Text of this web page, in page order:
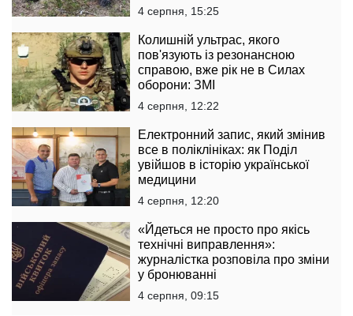
4 серпня, 15:25
Колишній ультрас, якого
пов'язують із резонансною
справою, вже рік не в Силах
оборони: ЗМІ
4 серпня, 12:22
Електронний запис, який змінив
все в поліклініках: як Поділ
увійшов в історію української
медицини
4 серпня, 12:20
«Йдеться не просто про якісь
технічні виправлення»:
журналістка розповіла про зміни
у бронюванні
4 серпня, 09:15